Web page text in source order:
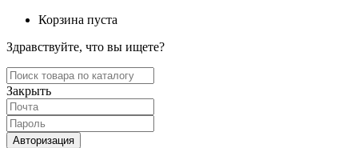
Корзина пуста
Здравствуйте, что вы ищете?
Закрыть
Авторизация